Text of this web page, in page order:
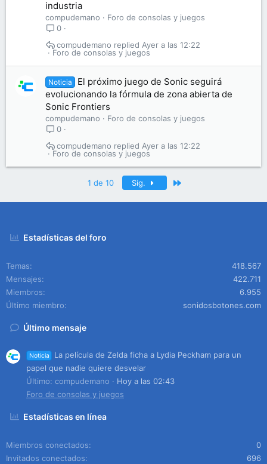
industria
compudemano
Foro de consolas y juegos
0
Foro de consolas y juegos
Ayer a las 12:22
compudemano
Noticia
El próximo juego de Sonic seguirá
evolucionando la fórmula de zona abierta de
Sonic Frontiers
compudemano
Foro de consolas y juegos
0
Foro de consolas y juegos
Ayer a las 12:22
compudemano
1 de 10 Sig.
Estadísticas del foro
Temas
418.567
Mensajes
422.711
Miembros
6.955
Último miembro
sonidosbotones.com
Último mensaje
Noticia
La película de Zelda ficha a Lydia Peckham para un
papel que nadie quiere desvelar
Último: compudemano
Hoy a las 02:43
Foro de consolas y juegos
Estadísticas en línea
Miembros conectados
0
Invitados conectados
696